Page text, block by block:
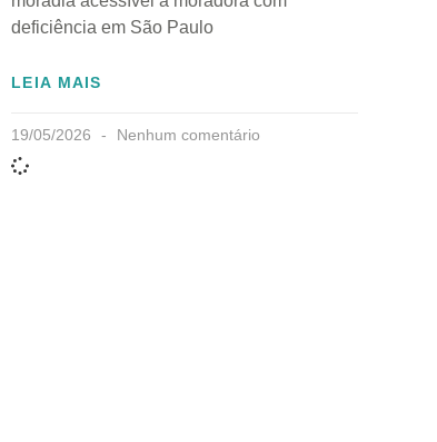
deficiência em São Paulo
LEIA MAIS
19/05/2026 Nenhum comentário